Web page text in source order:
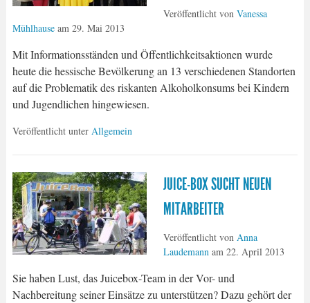
Veröffentlicht von Vanessa
Mühlhauseam 29. Mai 2013
Mit Informationsständen und Öffentlichkeitsaktionen wurde
heute die hessische Bevölkerung an 13 verschiedenen Standorten
auf die Problematik des riskanten Alkoholkonsums bei Kindern
und Jugendlichen hingewiesen.
Veröffentlicht unter Allgemein
JUICE-BOX SUCHT NEUEN
MITARBEITER
Veröffentlicht von Anna
Laudemannam 22. April 2013
Sie haben Lust, das Juicebox-Team in der Vor- und
Nachbereitung seiner Einsätze zu unterstützen? Dazu gehört der